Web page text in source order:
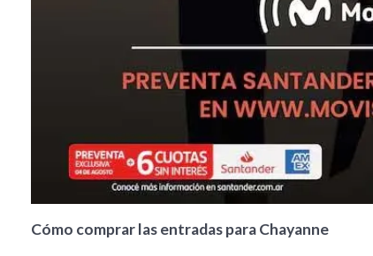
Cómo comprar las entradas para Chayanne